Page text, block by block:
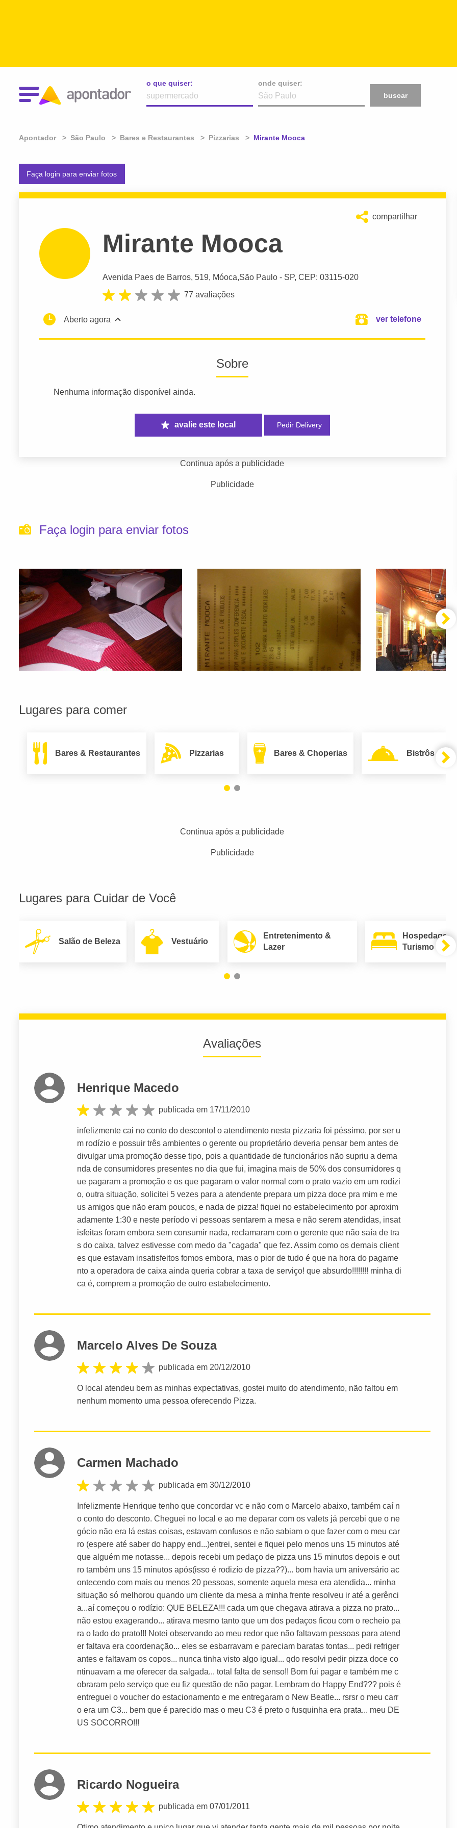
o que quiser:
onde quiser:
buscar
Apontador São Paulo Bares e Restaurantes Pizzarias Atual:
Mirante Mooca
Faça login para enviar fotos
compartilhar
Mirante Mooca
Avenida Paes de Barros, 519, Móoca,São Paulo - SP, CEP: 03115-020
77 avaliações
Aberto agora ver telefone
Sobre
Nenhuma informação disponível ainda.
avalie este local Pedir Delivery
Continua após a publicidade
Publicidade
Faça login para enviar fotos
Lugares para comer
Bares & Restaurantes Pizzarias Bares & Choperias Bistrôs
Continua após a publicidade
Publicidade
Lugares para Cuidar de Você
Salão de Beleza Vestuário
Entretenimento &
Lazer
Hospedagem
Turismo
Avaliações
Henrique Macedo
publicada em 17/11/2010
infelizmente cai no conto do desconto! o atendimento nesta pizzaria foi péssimo, por ser u
m rodízio e possuir três ambientes o gerente ou proprietário deveria pensar bem antes de
divulgar uma promoção desse tipo, pois a quantidade de funcionários não supriu a dema
nda de consumidores presentes no dia que fui, imagina mais de 50% dos consumidores q
ue pagaram a promoção e os que pagaram o valor normal com o prato vazio em um rodízi
o, outra situação, solicitei 5 vezes para a atendente prepara um pizza doce pra mim e me
us amigos que não eram poucos, e nada de pizza! fiquei no estabelecimento por aproxim
adamente 1:30 e neste período vi pessoas sentarem a mesa e não serem atendidas, insat
isfeitas foram embora sem consumir nada, reclamaram com o gerente que não saía de tra
s do caixa, talvez estivesse com medo da "cagada" que fez. Assim como os demais client
es que estavam insatisfeitos fomos embora, mas o pior de tudo é que na hora do pagame
nto a operadora de caixa ainda queria cobrar a taxa de serviço! que absurdo!!!!!!!! minha di
ca é, comprem a promoção de outro estabelecimento.
Marcelo Alves De Souza
publicada em 20/12/2010
O local atendeu bem as minhas expectativas, gostei muito do atendimento, não faltou em
nenhum momento uma pessoa oferecendo Pizza.
Carmen Machado
publicada em 30/12/2010
Infelizmente Henrique tenho que concordar vc e não com o Marcelo abaixo, também caí n
o conto do desconto. Cheguei no local e ao me deparar com os valets já percebi que o ne
gócio não era lá estas coisas, estavam confusos e não sabiam o que fazer com o meu car
ro (espere até saber do happy end...)entrei, sentei e fiquei pelo menos uns 15 minutos até
que alguém me notasse... depois recebi um pedaço de pizza uns 15 minutos depois e out
ro também uns 15 minutos após(isso é rodizío de pizza??)... bom havia um aniversário ac
ontecendo com mais ou menos 20 pessoas, somente aquela mesa era atendida... minha
situação só melhorou quando um cliente da mesa a minha frente resolveu ir até a gerênci
a...aí começou o rodízio: QUE BELEZA!!! cada um que chegava atirava a pizza no prato...
não estou exagerando... atirava mesmo tanto que um dos pedaços ficou com o recheio pa
ra o lado do prato!!! Notei observando ao meu redor que não faltavam pessoas para atend
er faltava era coordenação... eles se esbarravam e pareciam baratas tontas... pedi refriger
antes e faltavam os copos... nunca tinha visto algo igual... qdo resolvi pedir pizza doce co
ntinuavam a me oferecer da salgada... total falta de senso!! Bom fui pagar e também me c
obraram pelo serviço que eu fiz questão de não pagar. Lembram do Happy End??? pois é
entreguei o voucher do estacionamento e me entregaram o New Beatle... rsrsr o meu carr
o era um C3... bem que é parecido mas o meu C3 é preto o fusquinha era prata... meu DE
US SOCORRO!!!
Ricardo Nogueira
publicada em 07/01/2011